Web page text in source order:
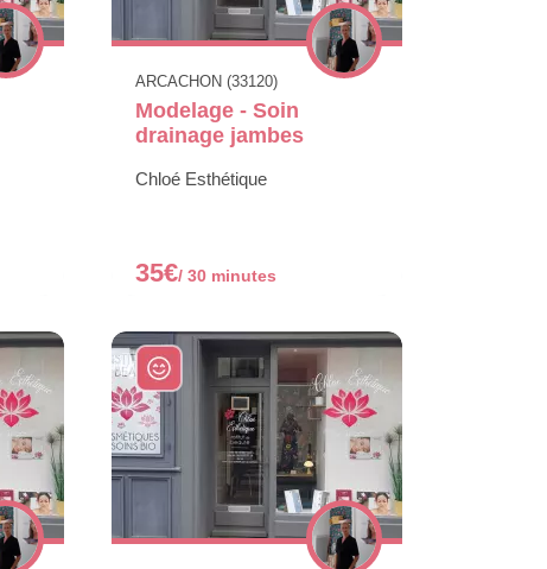
ARCACHON (33120)
Modelage - Soin
drainage jambes
Chloé Esthétique
35€/ 30 minutes